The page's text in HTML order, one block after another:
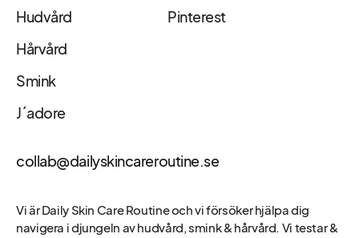
Hudvård
Hårvård
Smink
J´adore
Pinterest
collab@dailyskincareroutine.se
Vi är Daily Skin Care Routine och vi försöker hjälpa dig
navigera i djungeln av hudvård, smink & hårvård. Vi testar &